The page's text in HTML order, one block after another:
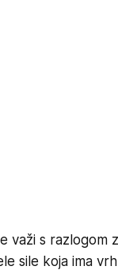
važi s razlogom
sile koja ima